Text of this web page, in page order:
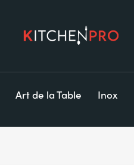
Art de la Table Inox